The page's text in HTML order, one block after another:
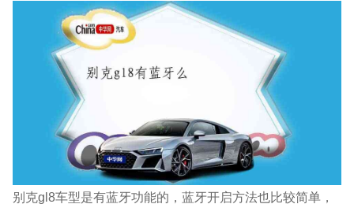
别克gl8车型是有蓝牙功能的，蓝牙开启方法也比较简单，